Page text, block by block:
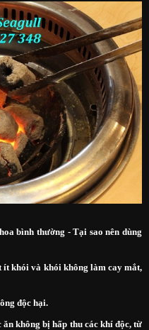
bình thường - Tại sao nên dùng
khói và khói không làm cay mắt,
độc hại.
không bị hấp thu các khí độc, từ